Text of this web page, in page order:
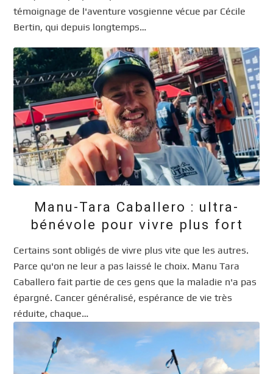
témoignage de l'aventure vosgienne vécue par Cécile
Bertin, qui depuis longtemps…
Manu-Tara Caballero : ultra-
bénévole pour vivre plus fort
Certains sont obligés de vivre plus vite que les autres.
Parce qu'on ne leur a pas laissé le choix. Manu Tara
Caballero fait partie de ces gens que la maladie n'a pas
épargné. Cancer généralisé, espérance de vie très
réduite, chaque…